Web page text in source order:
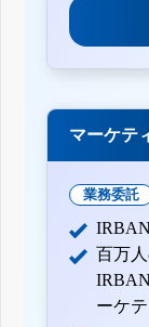
マーケテ
業務委託
百万
ーケ